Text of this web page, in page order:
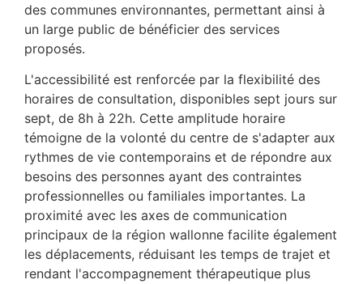
des communes environnantes, permettant ainsi à
un large public de bénéficier des services
proposés.
L'accessibilité est renforcée par la flexibilité des
horaires de consultation, disponibles sept jours sur
sept, de 8h à 22h. Cette amplitude horaire
témoigne de la volonté du centre de s'adapter aux
rythmes de vie contemporains et de répondre aux
besoins des personnes ayant des contraintes
professionnelles ou familiales importantes. La
proximité avec les axes de communication
principaux de la région wallonne facilite également
les déplacements, réduisant les temps de trajet et
rendant l'accompagnement thérapeutique plus